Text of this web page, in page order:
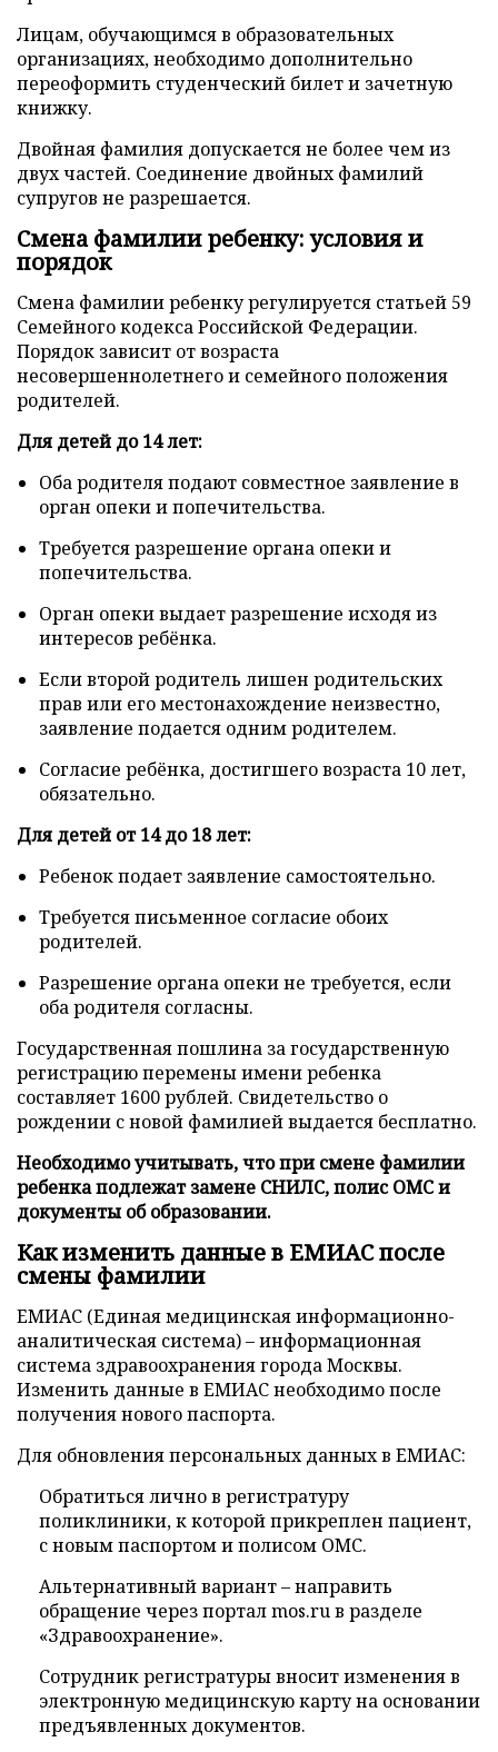
Лицам, обучающимся в образовательных
организациях, необходимо дополнительно
переоформить студенческий билет и зачетную
книжку.
Двойная фамилия допускается не более чем из
двух частей. Соединение двойных фамилий
супругов не разрешается.
Смена фамилии ребенку: условия и
порядок
Смена фамилии ребенку регулируется статьей 59
Семейного кодекса Российской Федерации.
Порядок зависит от возраста
несовершеннолетнего и семейного положения
родителей.
Для детей до 14 лет:
Оба родителя подают совместное заявление в
орган опеки и попечительства.
Требуется разрешение органа опеки и
попечительства.
Орган опеки выдает разрешение исходя из
интересов ребёнка.
Если второй родитель лишен родительских
прав или его местонахождение неизвестно,
заявление подается одним родителем.
Согласие ребёнка, достигшего возраста 10 лет,
обязательно.
Для детей от 14 до 18 лет:
Ребенок подает заявление самостоятельно.
Требуется письменное согласие обоих
родителей.
Разрешение органа опеки не требуется, если
оба родителя согласны.
Государственная пошлина за государственную
регистрацию перемены имени ребенка
составляет 1600 рублей. Свидетельство о
рождении с новой фамилией выдается бесплатно.
Необходимо учитывать, что при смене фамилии
ребенка подлежат замене СНИЛС, полис ОМС и
документы об образовании.
Как изменить данные в ЕМИАС после
смены фамилии
ЕМИАС (Единая медицинская информационно-
аналитическая система) – информационная
система здравоохранения города Москвы.
Изменить данные в ЕМИАС необходимо после
получения нового паспорта.
Для обновления персональных данных в ЕМИАС:
Обратиться лично в регистратуру
поликлиники, к которой прикреплен пациент,
с новым паспортом и полисом ОМС.
Альтернативный вариант – направить
обращение через портал mos.ru в разделе
«Здравоохранение».
Сотрудник регистратуры вносит изменения в
электронную медицинскую карту на основании
предъявленных документов.